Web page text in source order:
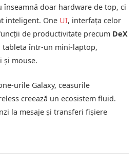
înseamnă doar hardware de top, ci
inteligent. One UI, interfața celor
de productivitate precum DeX
tableta într-un mini-laptop,
și mouse.
urile Galaxy, ceasurile
creează un ecosistem fluid.
la mesaje și transferi fișiere